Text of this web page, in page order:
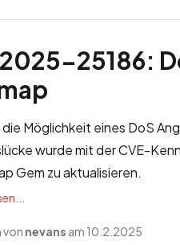
25186:
Möglichkeit eines DoS
wurde mit der CVE-
Gem zu aktualisieren.
von nevans am 10.2.2025